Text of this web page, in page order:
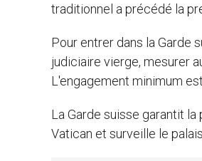
traditionnel a précédé la
Pour entrer dans la Garde
judiciaire vierge, mesurer
L'engagement minimum
La Garde suisse garantit
Vatican et surveille le